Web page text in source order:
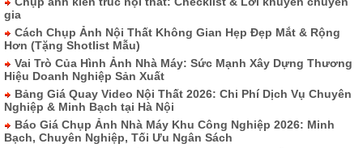
gia
Cách Chụp Ảnh Nội Thất Không Gian Hẹp Đẹp Mắt & Rộng
Hơn (Tặng Shotlist Mẫu)
Vai Trò Của Hình Ảnh Nhà Máy: Sức Mạnh Xây Dựng Thương
Hiệu Doanh Nghiệp Sản Xuất
Bảng Giá Quay Video Nội Thất 2026: Chi Phí Dịch Vụ Chuyên
Nghiệp & Minh Bạch tại Hà Nội
Báo Giá Chụp Ảnh Nhà Máy Khu Công Nghiệp 2026: Minh
Bạch, Chuyên Nghiệp, Tối Ưu Ngân Sách